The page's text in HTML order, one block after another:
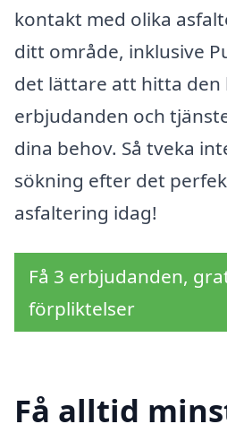
kontakt med olika
ditt område, inklusive
det lättare att hitta den
erbjudanden och
dina behov. Så tveka
sökning efter det
asfaltering idag!
Få 3 erbjudanden,
förpliktelser
Få alltid